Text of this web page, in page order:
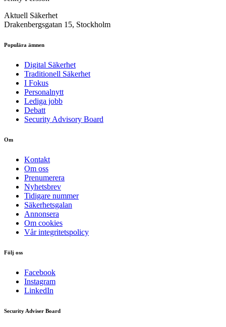
Aktuell Säkerhet
Drakenbergsgatan 15, Stockholm
Populära ämnen
Digital Säkerhet
Traditionell Säkerhet
I Fokus
Personalnytt
Lediga jobb
Debatt
Security Advisory Board
Om
Kontakt
Om oss
Prenumerera
Nyhetsbrev
Tidigare nummer
Säkerhetsgalan
Annonsera
Om cookies
Vår integritetspolicy
Följ oss
Facebook
Instagram
LinkedIn
Security Adviser Board